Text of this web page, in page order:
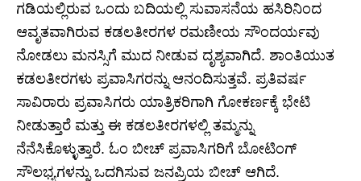
​​ಗಡಿಯಲ್ಲಿರುವ ಒಂದು ಬದಿಯಲ್ಲಿ ಸುವಾಸನೆಯ ಹಸಿರಿನಿಂದ
ಆವೃತವಾಗಿರುವ ಕಡಲತೀರಗಳ ರಮಣೀಯ ಸೌಂದರ್ಯವು
ನೋಡಲು ಮನಸ್ಸಿಗೆ ಮುದ ನೀಡುವ ದೃಶ್ಯವಾಗಿದೆ. ಶಾಂತಿಯುತ
ಕಡಲತೀರಗಳು ಪ್ರವಾಸಿಗರನ್ನು ಆನಂದಿಸುತ್ತವೆ. ಪ್ರತಿವರ್ಷ
ಸಾವಿರಾರು ಪ್ರವಾಸಿಗರು ಯಾತ್ರಿಕರಿಗಾಗಿ ಗೋಕರ್ಣಕ್ಕೆ ಭೇಟಿ
ನೀಡುತ್ತಾರೆ ಮತ್ತು ಈ ಕಡಲತೀರಗಳಲ್ಲಿ ತಮ್ಮನ್ನು
ನೆನೆಸಿಕೊಳ್ಳುತ್ತಾರೆ. ಓಂ ಬೀಚ್ ಪ್ರವಾಸಿಗರಿಗೆ ಬೋಟಿಂಗ್
ಸೌಲಭ್ಯಗಳನ್ನು ಒದಗಿಸುವ ಜನಪ್ರಿಯ ಬೀಚ್ ಆಗಿದೆ.